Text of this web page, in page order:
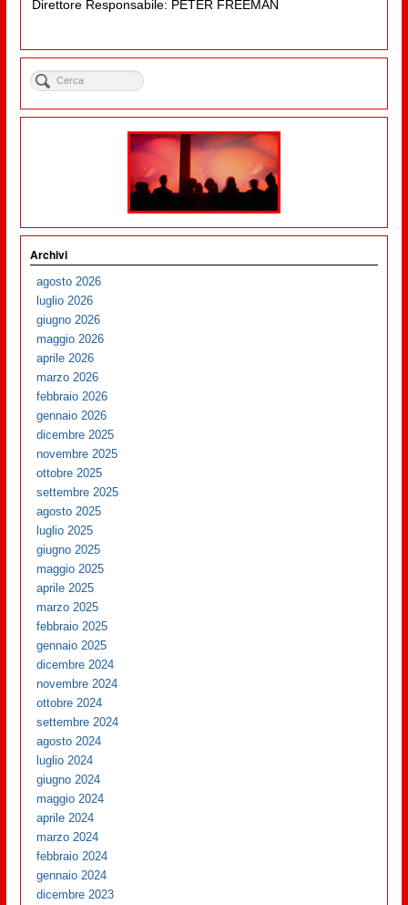
Direttore Responsabile: PETER FREEMAN
Archivi
agosto 2026
luglio 2026
giugno 2026
maggio 2026
aprile 2026
marzo 2026
febbraio 2026
gennaio 2026
dicembre 2025
novembre 2025
ottobre 2025
settembre 2025
agosto 2025
luglio 2025
giugno 2025
maggio 2025
aprile 2025
marzo 2025
febbraio 2025
gennaio 2025
dicembre 2024
novembre 2024
ottobre 2024
settembre 2024
agosto 2024
luglio 2024
giugno 2024
maggio 2024
aprile 2024
marzo 2024
febbraio 2024
gennaio 2024
dicembre 2023